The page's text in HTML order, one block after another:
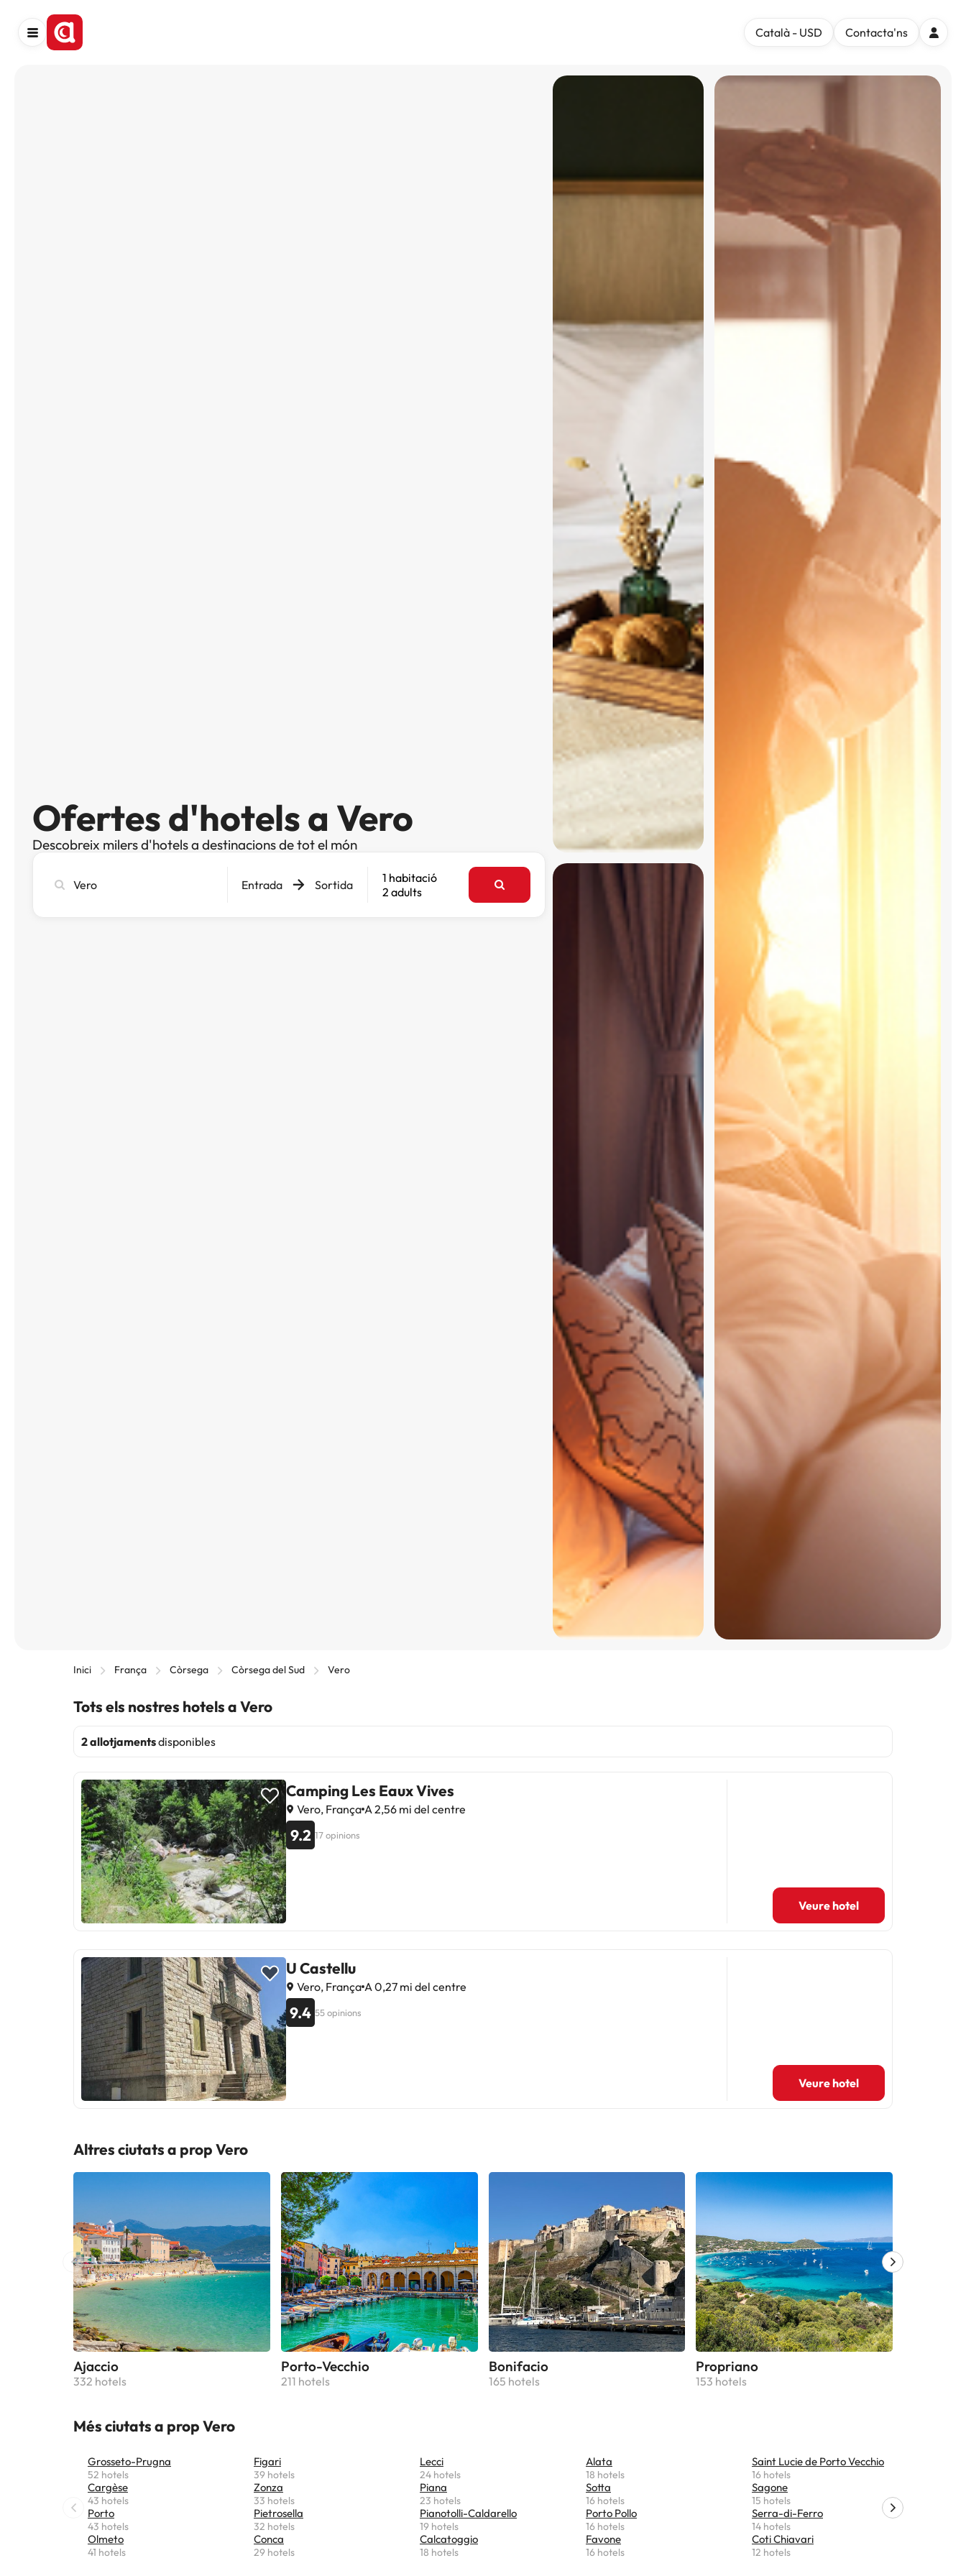
Català - USD Contacta'ns
Ofertes d'hotels a Vero
Descobreix milers d'hotels a destinacions de tot el món
ciutat,
Entrada Sortida
1 habitació
2 adults
Inici França Còrsega Còrsega del Sud Vero
Tots els nostres hotels a Vero
2 allotjamentsdisponibles
Camping Les Eaux Vives
Vero, França A 2,56 mi del centre
9.2 17 opinions
Veure hotel
U Castellu
Vero, França A 0,27 mi del centre
9.4 55 opinions
Veure hotel
Altres ciutats a prop Vero
Ajaccio
332 hotels
Porto-Vecchio
211 hotels
Bonifacio
165 hotels
Propriano
153 hotels
Més ciutats a prop Vero
Grosseto-Prugna
52 hotels
Cargèse
43 hotels
Porto
43 hotels
Olmeto
41 hotels
Figari
39 hotels
Zonza
33 hotels
Pietrosella
32 hotels
Conca
29 hotels
Lecci
24 hotels
Piana
23 hotels
Pianotolli-Caldarello
19 hotels
Calcatoggio
18 hotels
Alata
18 hotels
Sotta
16 hotels
Porto Pollo
16 hotels
Favone
16 hotels
Saint Lucie de Porto Vecchio
16 hotels
Sagone
15 hotels
Serra-di-Ferro
14 hotels
Coti Chiavari
12 hotels